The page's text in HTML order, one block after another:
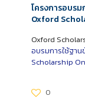
โครงการอบร
Oxford
Oxford
อบรมการใช้ฐา
Scholarship
0